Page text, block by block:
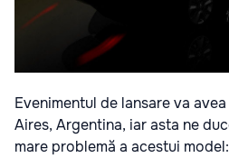
Evenimentul de lansare va
Aires, Argentina, iar asta ne
mare problemă a acestui